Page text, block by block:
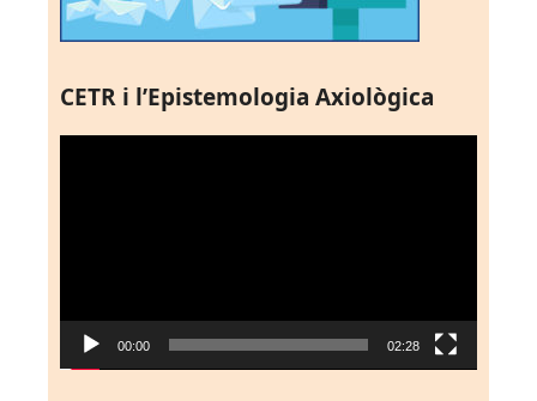
CETR i l’Epistemologia Axiològica
00:00 02:28